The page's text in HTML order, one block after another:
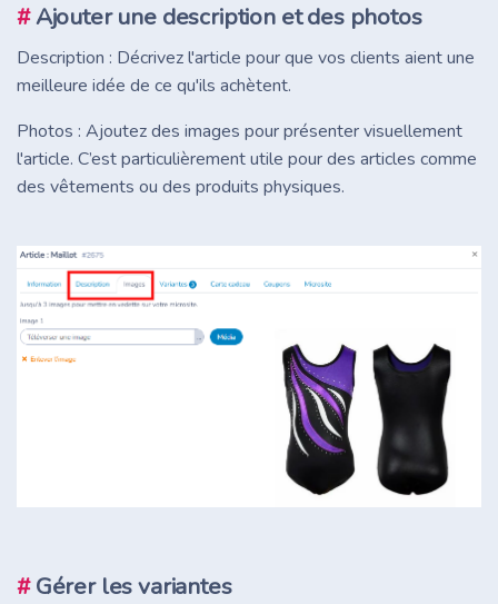
#Ajouter une description et des photos
Description : Décrivez l'article pour que vos clients aient une
meilleure idée de ce qu'ils achètent.
Photos : Ajoutez des images pour présenter visuellement
l'article. C’est particulièrement utile pour des articles comme
des vêtements ou des produits physiques.
#Gérer les variantes